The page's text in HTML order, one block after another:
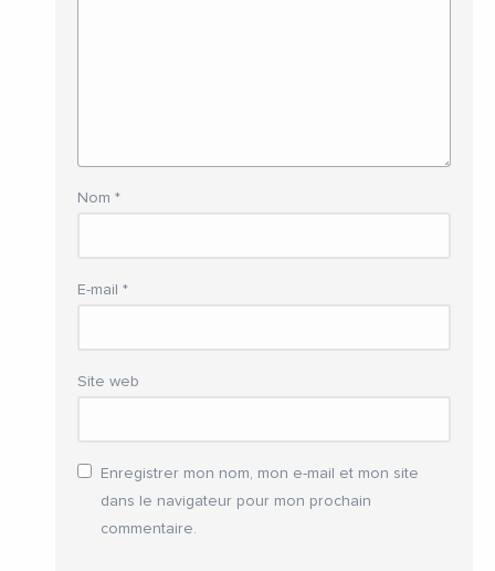
Nom *
E-mail *
Site web
Enregistrer mon nom, mon e-mail et mon site
dans le navigateur pour mon prochain
commentaire.